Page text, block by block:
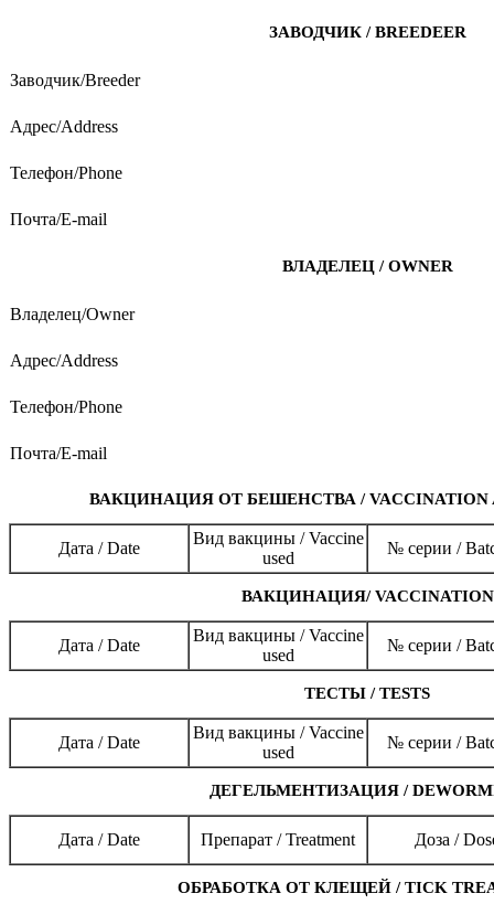
ЗАВОДЧИК / BREEDEER
Заводчик/Breeder
Адрес/Address
Телефон/Phone
Почта/E-mail
ВЛАДЕЛЕЦ / OWNER
Владелец/Owner
Адрес/Address
Телефон/Phone
Почта/E-mail
ВАКЦИНАЦИЯ ОТ БЕШЕНСТВА / VACCINATION
Дата / Date
Вид вакцины / Vaccine
used
№ серии /
ВАКЦИНАЦИЯ/ VACCINATION
Дата / Date
Вид вакцины / Vaccine
used
№ серии /
ТЕСТЫ / TESTS
Дата / Date
Вид вакцины / Vaccine
used
№ серии /
ДЕГЕЛЬМЕНТИЗАЦИЯ /
Дата / Date Препарат / Treatment Доза /
ОБРАБОТКА ОТ КЛЕЩЕЙ / TICK